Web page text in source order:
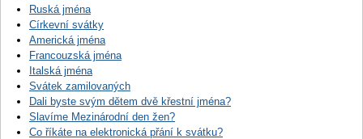
Ruská jména
Církevní svátky
Americká jména
Francouzská jména
Italská jména
Svátek zamilovaných
Dali byste svým dětem dvě křestní jména?
Slavíme Mezinárodní den žen?
Co říkáte na elektronická přání k svátku?